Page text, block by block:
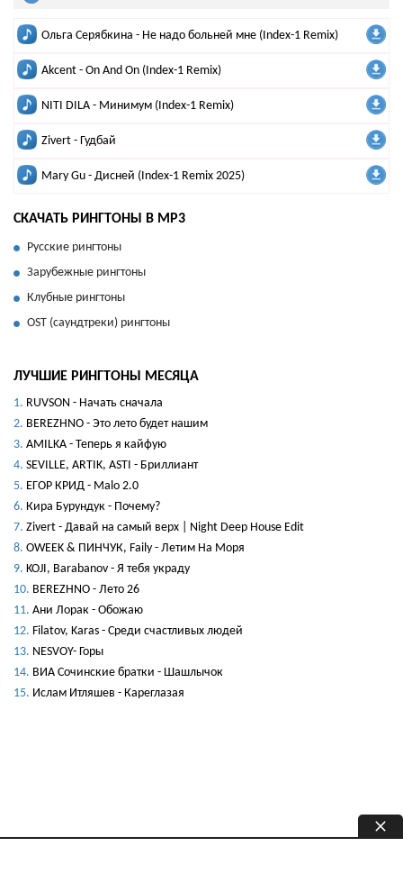
Ольга Серябкина - Не надо больней мне (Index-1 Remix)
Akcent - On And On (Index-1 Remix)
NITI DILA - Минимум (Index-1 Remix)
Zivert - Гудбай
Mary Gu - Дисней (Index-1 Remix 2025)
СКАЧАТЬ РИНГТОНЫ В MP3
Русские рингтоны
Зарубежные рингтоны
Клубные рингтоны
OST (саундтреки) рингтоны
ЛУЧШИЕ РИНГТОНЫ МЕСЯЦА
RUVSON - Начать сначала
BEREZHNO - Это лето будет нашим
AMILKA - Теперь я кайфую
SEVILLE, ARTIK, ASTI - Бриллиант
ЕГОР КРИД - Malo 2.0
Кира Бурундук - Почему?
Zivert - Давай на самый верх | Night Deep House Edit
OWEEK & ПИНЧУК, Faily - Летим На Моря
KOJI, Barabanov - Я тебя украду
BEREZHNO - Лето 26
Ани Лорак - Обожаю
Filatov, Karas - Среди счастливых людей
NESVOY- Горы
ВИА Сочинские братки - Шашлычок
Ислам Итляшев - Кареглазая